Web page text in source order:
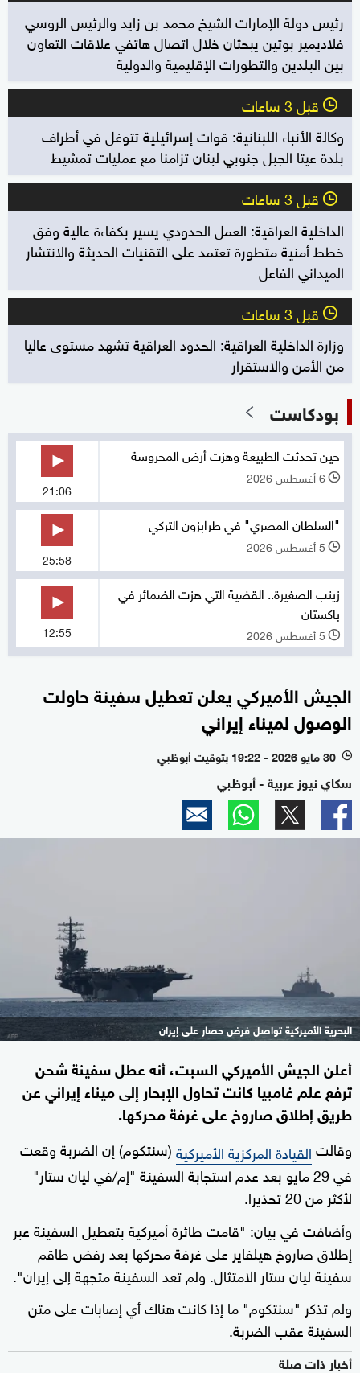
رئيس دولة الإمارات الشيخ محمد بن زايد والرئيس الروسي
فلاديمير بوتين يبحثان خلال اتصال هاتفي علاقات التعاون
بين البلدين والتطورات الإقليمية والدولية
l قبل 3 ساعات
وكالة الأنباء اللبنانية: قوات إسرائيلية تتوغل في أطراف
بلدة عيتا الجبل جنوبي لبنان تزامنا مع عمليات تمشيط
l قبل 3 ساعات
الداخلية العراقية: العمل الحدودي يسير بكفاءة عالية وفق
خطط أمنية متطورة تعتمد على التقنيات الحديثة والانتشار
الميداني الفاعل
l قبل 3 ساعات
وزارة الداخلية العراقية: الحدود العراقية تشهد مستوى عاليا
من الأمن والاستقرار
بودكاست
حين تحدثت الطبيعة وهزت أرض المحروسة
l 6 أغسطس 2026
21:06
"السلطان المصري" في طرابزون التركي
l 5 أغسطس 2026
25:58
زينب الصغيرة.. القضية التي هزت الضمائر في
باكستان
l 5 أغسطس 2026 12:55
الجيش الأميركي يعلن تعطيل سفينة حاولت
الوصول لميناء إيراني
l 30 مايو 2026 - 19:22 بتوقيت أبوظبي
سكاي نيوز عربية - أبوظبي
البحرية الأميركية تواصل فرض حصار على إيران
أعلن الجيش الأميركي السبت، أنه عطل سفينة شحن
ترفع علم غامبيا كانت تحاول الإبحار إلى ميناء إيراني عن
طريق إطلاق صاروخ على غرفة محركها.
وقالتالقيادة المركزية الأميركية(سنتكوم) إن الضربة وقعت
في 29 مايو بعد عدم استجابة السفينة "إم/في ليان ستار"
لأكثر من 20 تحذيرا.
وأضافت في بيان: "قامت طائرة أميركية بتعطيل السفينة عبر
إطلاق صاروخ هيلفاير على غرفة محركها بعد رفض طاقم
سفينة ليان ستار الامتثال. ولم تعد السفينة متجهة إلى إيران".
ولم تذكر "سنتكوم" ما إذا كانت هناك أي إصابات على متن
السفينة عقب الضربة.
أخبار ذات صلة